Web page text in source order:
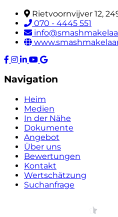
Rietvoornvijver 12,
070 - 4445 551
Navigation
Heim
Medien
In der Nähe
Dokumente
Angebot
Über uns
Bewertungen
Kontakt
Wertschätzung
Suchanfrage